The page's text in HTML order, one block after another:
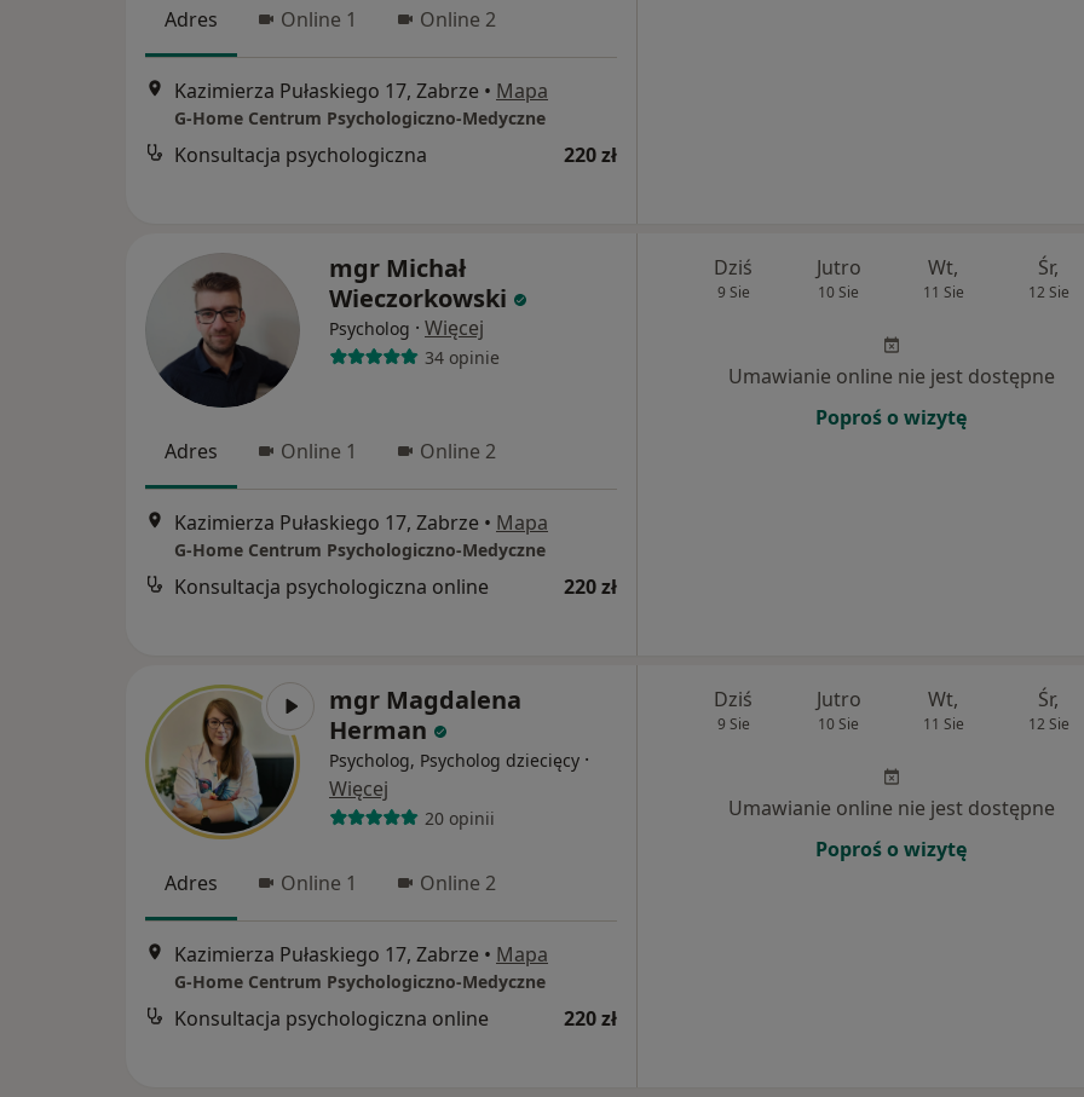
Adres Online 1 Online 2
Kazimierza Pułaskiego 17, Zabrze • Mapa
G-Home Centrum Psychologiczno-Medyczne
Konsultacja psychologiczna 220 zł
mgr Michał
Wieczorkowski
Psycholog · Więcej
34 opinie
Adres Online 1 Online 2
Kazimierza Pułaskiego 17, Zabrze • Mapa
G-Home Centrum Psychologiczno-Medyczne
Konsultacja psychologiczna online 220 zł
Dziś
9 Sie
Jutro
10 Sie
Wt,
11 Sie
Śr,
12 Sie
Umawianie online nie jest dostępne
Poproś o wizytę
mgr Magdalena
Herman
Psycholog, Psycholog dziecięcy ·
Więcej
20 opinii
Adres Online 1 Online 2
Kazimierza Pułaskiego 17, Zabrze • Mapa
G-Home Centrum Psychologiczno-Medyczne
Konsultacja psychologiczna online 220 zł
Dziś
9 Sie
Jutro
10 Sie
Wt,
11 Sie
Śr,
12 Sie
Umawianie online nie jest dostępne
Poproś o wizytę